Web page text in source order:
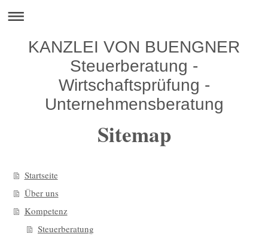
KANZLEI VON BUENGNER
Steuerberatung -
Wirtschaftsprüfung -
Unternehmensberatung
Sitemap
Startseite
Über uns
Kompetenz
Steuerberatung